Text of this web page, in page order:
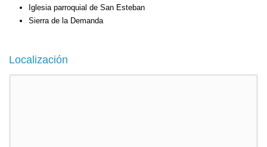
Iglesia parroquial de San Esteban
Sierra de la Demanda
Localización